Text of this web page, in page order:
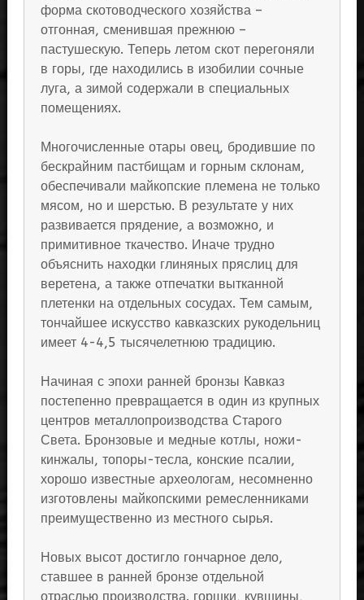
форма скотоводческого хозяйства –
отгонная, сменившая прежнюю –
пастушескую. Теперь летом скот перегоняли
в горы, где находились в изобилии сочные
луга, а зимой содержали в специальных
помещениях.
Многочисленные отары овец, бродившие по
бескрайним пастбищам и горным склонам,
обеспечивали майкопские племена не только
мясом, но и шерстью. В результате у них
развивается прядение, а возможно, и
примитивное ткачество. Иначе трудно
объяснить находки глиняных пряслиц для
веретена, а также отпечатки вытканной
плетенки на отдельных сосудах. Тем самым,
тончайшее искусство кавказских рукодельниц
имеет 4-4,5 тысячелетнюю традицию.
Начиная с эпохи ранней бронзы Кавказ
постепенно превращается в один из крупных
центров металлопроизводства Старого
Света. Бронзовые и медные котлы, ножи-
кинжалы, топоры-тесла, конские псалии,
хорошо известные археологам, несомненно
изготовлены майкопскими ремесленниками
преимущественно из местного сырья.
Новых высот достигло гончарное дело,
ставшее в ранней бронзе отдельной
отраслью производства. горшки, кувшины,